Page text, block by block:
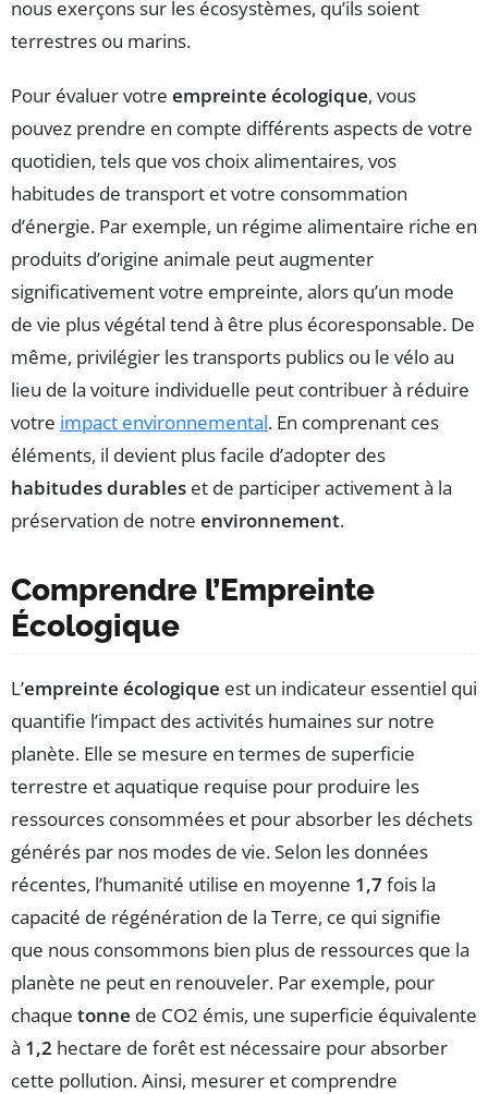
nous exerçons sur les écosystèmes, qu’ils soient
terrestres ou marins.
Pour évaluer votre empreinte écologique, vous
pouvez prendre en compte différents aspects de votre
quotidien, tels que vos choix alimentaires, vos
habitudes de transport et votre consommation
d’énergie. Par exemple, un régime alimentaire riche en
produits d’origine animale peut augmenter
significativement votre empreinte, alors qu’un mode
de vie plus végétal tend à être plus écoresponsable. De
même, privilégier les transports publics ou le vélo au
lieu de la voiture individuelle peut contribuer à réduire
votre impact environnemental. En comprenant ces
éléments, il devient plus facile d’adopter des
habitudes durables et de participer activement à la
préservation de notre environnement.
Comprendre l’Empreinte
Écologique
L’empreinte écologique est un indicateur essentiel qui
quantifie l’impact des activités humaines sur notre
planète. Elle se mesure en termes de superficie
terrestre et aquatique requise pour produire les
ressources consommées et pour absorber les déchets
générés par nos modes de vie. Selon les données
récentes, l’humanité utilise en moyenne 1,7 fois la
capacité de régénération de la Terre, ce qui signifie
que nous consommons bien plus de ressources que la
planète ne peut en renouveler. Par exemple, pour
chaque tonne de CO2 émis, une superficie équivalente
à 1,2 hectare de forêt est nécessaire pour absorber
cette pollution. Ainsi, mesurer et comprendre